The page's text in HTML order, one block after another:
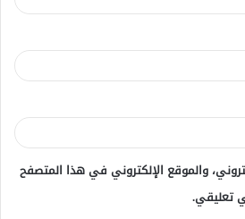
والموقع الإلكتروني في هذا المتصفح
تعليقي.